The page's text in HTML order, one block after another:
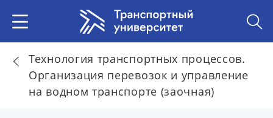
Технология транспортных процессов.
Организация перевозок и управление
на водном транспорте (заочная)